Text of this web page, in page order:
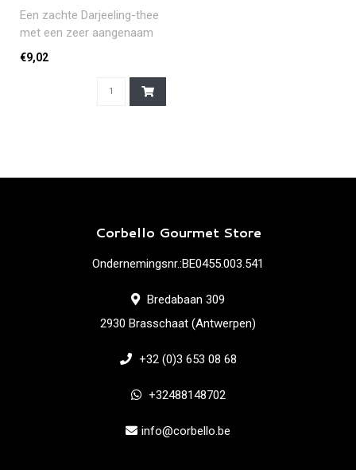
Een zachte Darjeeling-thee
met een zeer aangenaam
en langdurende nasmaak.
Afkom..
€9,02
Corbello Gourmet Store
Ondernemingsnr.:BE0455.003.541
Bredabaan 309
2930 Brasschaat (Antwerpen)
+32 (0)3 653 08 68
+32488148702
info@corbello.be